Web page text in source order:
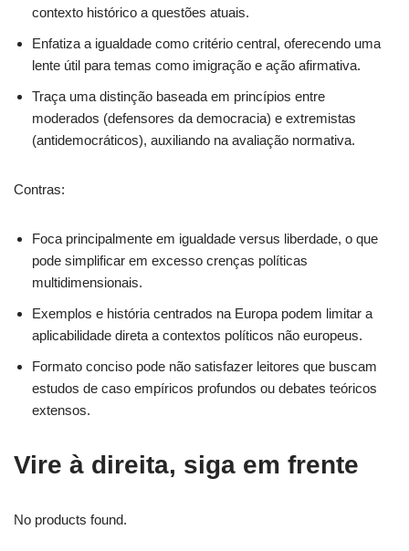
contexto histórico a questões atuais.
Enfatiza a igualdade como critério central, oferecendo uma
lente útil para temas como imigração e ação afirmativa.
Traça uma distinção baseada em princípios entre
moderados (defensores da democracia) e extremistas
(antidemocráticos), auxiliando na avaliação normativa.
Contras:
Foca principalmente em igualdade versus liberdade, o que
pode simplificar em excesso crenças políticas
multidimensionais.
Exemplos e história centrados na Europa podem limitar a
aplicabilidade direta a contextos políticos não europeus.
Formato conciso pode não satisfazer leitores que buscam
estudos de caso empíricos profundos ou debates teóricos
extensos.
Vire à direita, siga em frente
No products found.